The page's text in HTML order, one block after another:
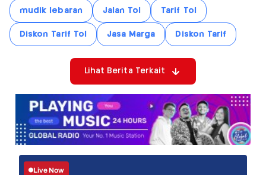
mudik lebaran Jalan Tol Tarif Tol
Diskon Tarif Tol Jasa Marga Diskon Tarif
Lihat Berita Terkait
Live Now